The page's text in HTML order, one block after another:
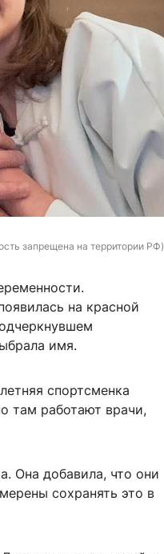
запрещена на территории РФ)
на красной
имя.
спортсменка
там работают врачи,
Она добавила, что они
сохранять это в